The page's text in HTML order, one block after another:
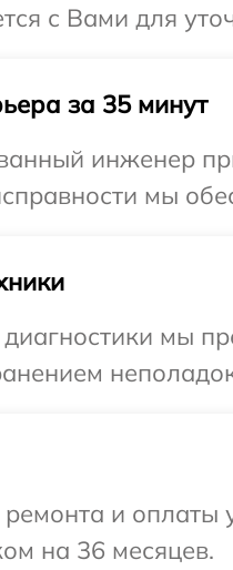
с Вами для
за 35 минут
инженер
мы
мы
и оплаты
на 36 месяцев.